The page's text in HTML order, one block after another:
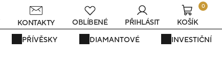
PŘÍVĚSKY DIAMANTOVÉ INVESTIČNÍ
KONTAKTY OBLÍBENÉ PŘIHLÁSIT
0
KOŠÍK